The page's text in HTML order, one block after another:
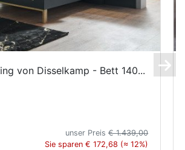
von Disselkamp - Bett 140...
unser Preis€ 1.439,00
Sie sparen € 172,68 (≈ 12%)